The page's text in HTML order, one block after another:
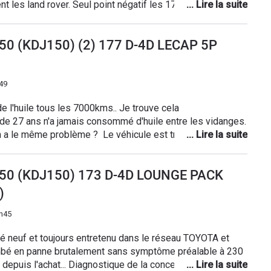
les land rover. Seul point négatif les 177ch suffisant
(KDJ150) (2) 177 D-4D LECAP 5P
n'a jamais consommé d'huile entre les vidanges.
a le même problème ? Le véhicule est très confortable
(KDJ150) 173 D-4D LOUNGE PACK
neuf et toujours entretenu dans le réseau TOYOTA et
en panne brutalement sans symptôme préalable à 230
l'achat... Diagnostique de la concession moteur HS